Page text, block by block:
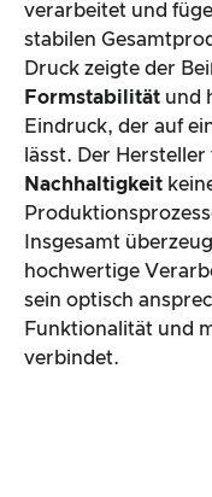
verarbeitet und
stabilen
Druck zeigte der
Formstabilität und
Eindruck, der auf
lässt. Der
Nachhaltigkeit
Insgesamt
hochwertige
sein optisch
Funktionalität und
verbindet.